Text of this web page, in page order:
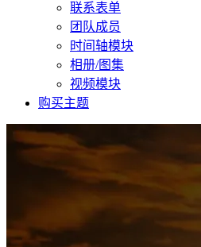
联系表单
团队成员
时间轴模块
相册/图集
视频模块
购买主题